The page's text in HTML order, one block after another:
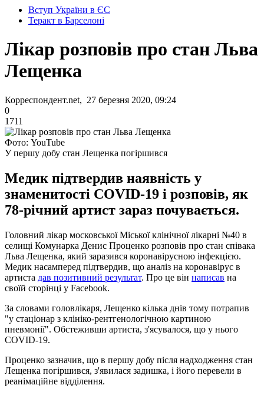
Вступ України в ЄС
Теракт в Барселоні
Лікар розповів про стан Льва
Лещенка
Корреспондент.net, 27 березня 2020, 09:24
0
1711
Фото: YouTube
У першу добу стан Лещенка погіршився
Медик підтвердив наявність у
знаменитості COVID-19 і розповів, як
78-річний артист зараз почувається.
Головний лікар московської Міської клінічної лікарні №40 в
селищі Комунарка Денис Проценко розповів про стан співака
Льва Лещенка, який заразився коронавірусною інфекцією.
Медик насамперед підтвердив, що аналіз на коронавірус в
артиста дав позитивний результат. Про це він написав на
своїй сторінці у Facebook.
За словами головлікаря, Лещенко кілька днів тому потрапив
"у стаціонар з клініко-рентгенологічною картиною
пневмонії". Обстеживши артиста, з'ясувалося, що у нього
COVID-19.
Проценко зазначив, що в першу добу після надходження стан
Лещенка погіршився, з'явилася задишка, і його перевели в
реанімаційне відділення.